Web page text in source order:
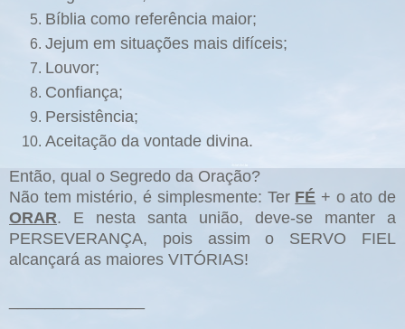
Bíblia como referência maior;
Jejum em situações mais difíceis;
Louvor;
Confiança;
Persistência;
Aceitação da vontade divina.
Então, qual o Segredo da Oração?
Não tem mistério, é simplesmente: Ter FÉ + o ato de
ORAR. E nesta santa união, deve-se manter a
PERSEVERANÇA, pois assim o SERVO FIEL
alcançará as maiores VITÓRIAS!